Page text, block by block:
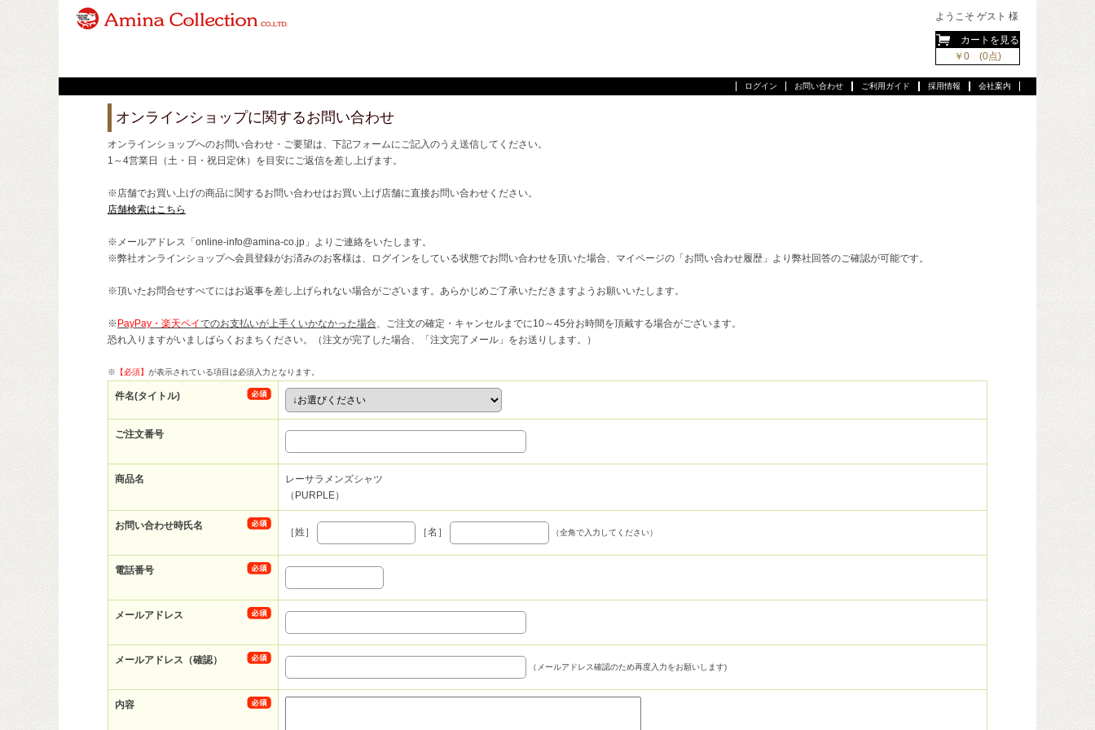
ようこそ ゲスト 様
カートを見る
￥0 (0点)
会社案内
採用情報
ご利用ガイド
お問い合わせ
ログイン
オンラインショップに関するお問い合わせ
オンラインショップへのお問い合わせ・ご要望は、下記フォームにご記入のうえ送信してください。
1～4営業日（土・日・祝日定休）を目安にご返信を差し上げます。
※店舗でお買い上げの商品に関するお問い合わせはお買い上げ店舗に直接お問い合わせください。
店舗検索はこちら
※メールアドレス「online-info@amina-co.jp」よりご連絡をいたします。
※弊社オンラインショップへ会員登録がお済みのお客様は、ログインをしている状態でお問い合わせを頂いた場合、マイページの「お問い合わせ履歴」より弊社回答のご確認が可能です。
※頂いたお問合せすべてにはお返事を差し上げられない場合がございます。あらかじめご了承いただきますようお願いいたします。
※ PayPay・楽天ペイでのお支払いが上手くいかなかった場合、ご注文の確定・キャンセルまでに10～45分お時間を頂戴する場合がございます。
恐れ入りますがいましばらくおまちください。（注文が完了した場合、「注文完了メール」をお送りします。）
※ 【必須】 が表示されている項目は必須入力となります。
件名(タイトル)
ご注文番号
商品名
レーサラメンズシャツ
（PURPLE）
お問い合わせ時氏名
［姓］ ［名］ （全角で入力してください）
電話番号
メールアドレス
メールアドレス（確認）
（メールアドレス確認のため再度入力をお願いします)
内容